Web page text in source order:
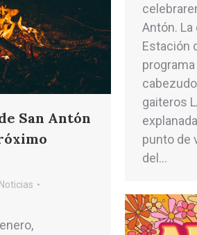
Antón. La
Estación
gaiteros
punto de
del…
San Antón
Noticias